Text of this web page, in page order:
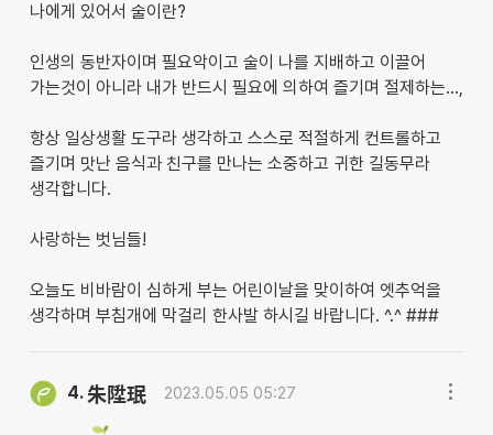
나에게 있어서 술이란?
인생의 동반자이며 필요악이고 술이 나를 지배하고 이끌어
가는것이 아니라 내가 반드시 필요에 의하여 즐기며 절제하는...,
항상 일상생활 도구라 생각하고 스스로 적절하게 컨트롤하고
즐기며 맛난 음식과 친구를 만나는 소중하고 귀한 길동무라
생각합니다.
사랑하는 벗님들!
오늘도 비바람이 심하게 부는 어린이날을 맞이하여 엣추억을
생각하며 부침개에 막걸리 한사발 하시길 바랍니다. ^.^ ###
4. 朱陞珉 2023.05.05 05:27